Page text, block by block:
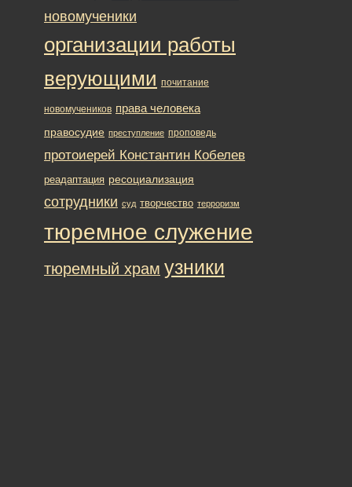
новомученики
организации работы
верующими почитание
новомучеников права человека
правосудие преступление проповедь
протоиерей Константин Кобелев
реадаптация ресоциализация
сотрудники суд творчество терроризм
тюремное служение
тюремный храм узники